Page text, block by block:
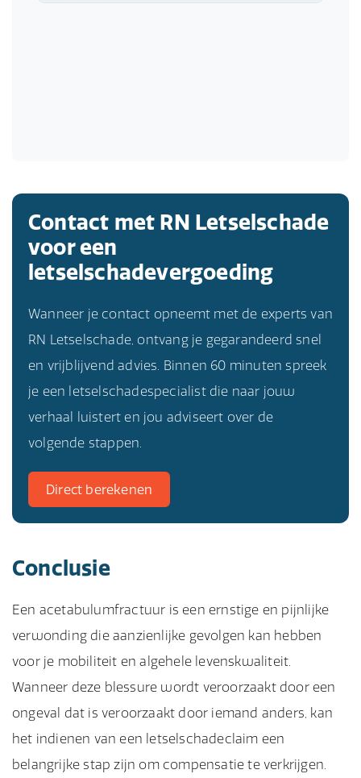
Contact met RN Letselschade
voor een
letselschadevergoeding
Wanneer je contact opneemt met de experts van
RN Letselschade, ontvang je gegarandeerd snel
en vrijblijvend advies. Binnen 60 minuten spreek
je een letselschadespecialist die naar jouw
verhaal luistert en jou adviseert over de
volgende stappen.
Direct berekenen
Conclusie
Een acetabulumfractuur is een ernstige en pijnlijke
verwonding die aanzienlijke gevolgen kan hebben
voor je mobiliteit en algehele levenskwaliteit.
Wanneer deze blessure wordt veroorzaakt door een
ongeval dat is veroorzaakt door iemand anders, kan
het indienen van een letselschadeclaim een
belangrijke stap zijn om compensatie te verkrijgen.